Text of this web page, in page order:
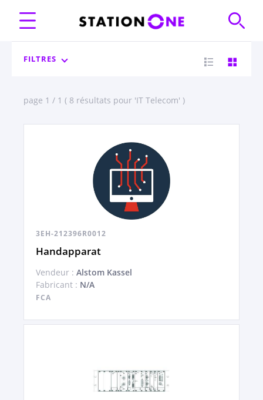
FILTRES
page 1 / 1 ( 8 résultats pour 'IT Telecom' )
3EH-212396R0012
Handapparat
Vendeur : Alstom Kassel
Fabricant : N/A
FCA